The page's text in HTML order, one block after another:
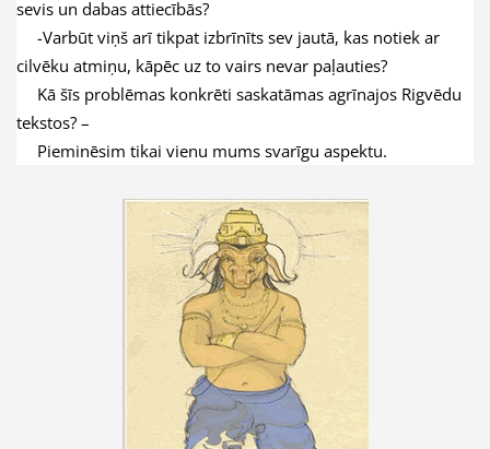
sevis un dabas attiecībās?
-Varbūt viņš arī tikpat izbrīnīts sev jautā, kas notiek ar
cilvēku atmiņu, kāpēc uz to vairs nevar paļauties?
Kā šīs problēmas konkrēti saskatāmas agrīnajos Rigvēdu
tekstos? –
Pieminēsim tikai vienu mums svarīgu aspektu.